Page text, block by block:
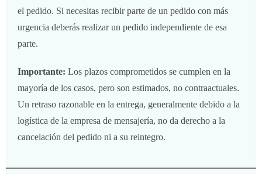
el pedido. Si necesitas recibir parte de un pedido con más
urgencia deberás realizar un pedido independiente de esa
parte.
Importante: Los plazos comprometidos se cumplen en la
mayoría de los casos, pero son estimados, no contraactuales.
Un retraso razonable en la entrega, generalmente debido a la
logística de la empresa de mensajería, no da derecho a la
cancelación del pedido ni a su reintegro.